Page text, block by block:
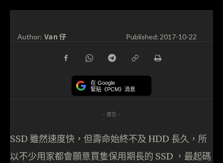
Author: Van 仔 Published:2017-10-22
在 Google
緊貼《PCM》消息
- 廣告 -
SSD 雖然速度快，但壽命始終不及 HDD 長久，所
以不少用家都會願意買隻保用期長的 SSD ，最起碼